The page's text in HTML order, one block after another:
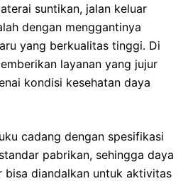
suntikan, jalan keluar
dengan menggantinya
yang berkualitas tinggi. Di
layanan yang jujur
kondisi kesehatan daya
cadang dengan spesifikasi
pabrikan, sehingga daya
bisa diandalkan untuk aktivitas